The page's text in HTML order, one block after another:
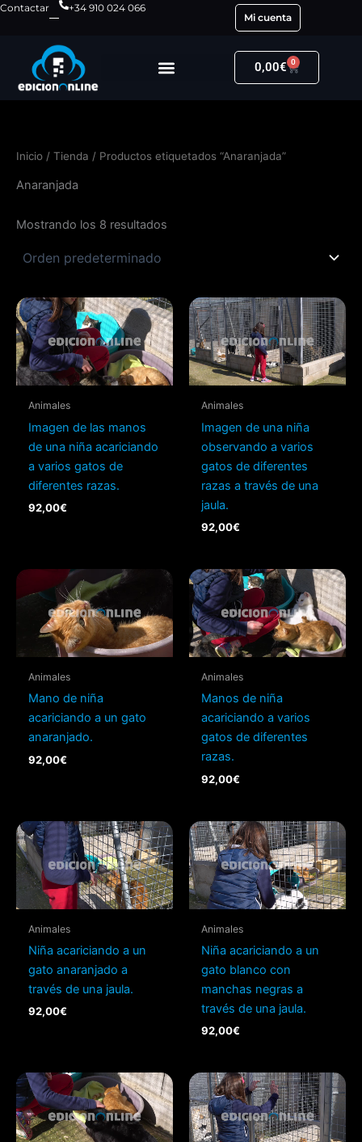
Ir
contenido
Contactar
+34 910 024 066
Mi cuenta
0,00€ 0
Carrito
Inicio / Tienda / Productos etiquetados “Anaranjada”
Anaranjada
Mostrando los 8 resultados
Animales
Imagen de las manos
de una niña acariciando
a varios gatos de
diferentes razas.
92,00€
Animales
Imagen de una niña
observando a varios
gatos de diferentes
razas a través de una
jaula.
92,00€
Animales
Mano de niña
acariciando a un gato
anaranjado.
92,00€
Animales
Manos de niña
acariciando a varios
gatos de diferentes
razas.
92,00€
Animales
Niña acariciando a un
gato anaranjado a
través de una jaula.
92,00€
Animales
Niña acariciando a un
gato blanco con
manchas negras a
través de una jaula.
92,00€